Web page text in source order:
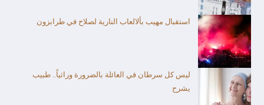
استقبال مهيب بألالعاب النارية لصلاح في طرابزون
ليس كل سرطان في العائلة بالضرورة وراثياً.. طبيب
يشرح